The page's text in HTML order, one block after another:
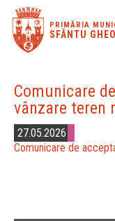
PRIMĂRIA
SFÂNTU
Comunicare
vânzare teren
27.05.2026
Comunicare de